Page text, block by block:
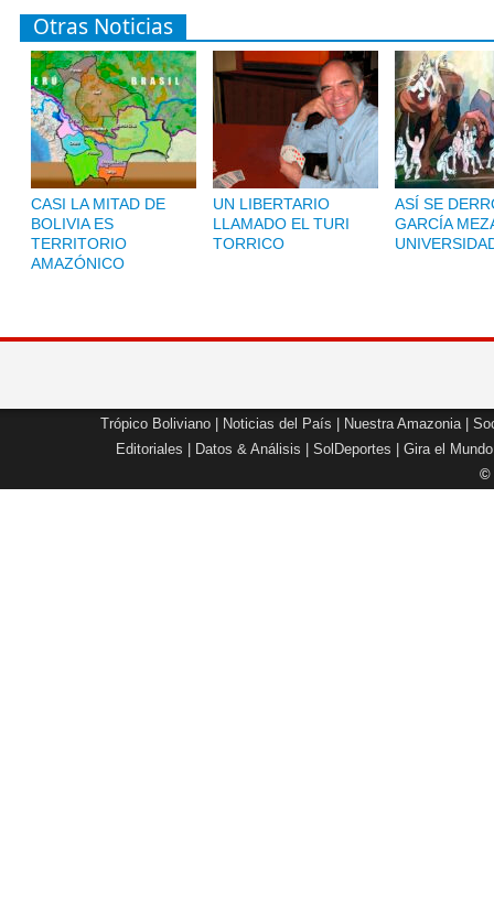
Otras Noticias
CASI LA MITAD DE
BOLIVIA ES
TERRITORIO
AMAZÓNICO
UN LIBERTARIO
LLAMADO EL TURI
TORRICO
ASÍ SE
GARCÍA
Trópico Boliviano Noticias del País Nuestra Amazonia|
Editoriales
Datos & Análisis SolDeportes Gira el Mundo
©